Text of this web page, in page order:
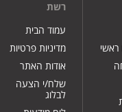
ראשי
רשת
עמוד הבית
מדיניות פרטיות
אודות האתר
שלח/י הצעה
לבלוג